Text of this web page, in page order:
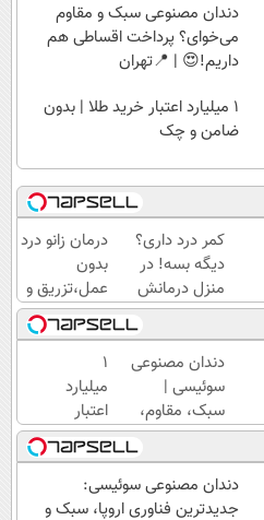
دندان مصنوعی سبک و مقاوم
می‌خوای؟ پرداخت اقساطی هم
داریم!😍 | 📍تهران
۱ میلیارد اعتبار خرید طلا | بدون
ضامن و چک
کمر درد داری؟
دیگه بسه! در
منزل درمانش
کن
(◀پرسش‌نامه)
درمان زانو درد
بدون
عمل،تزریق و
دارو
(◂پرسش‌نامه)
دندان مصنوعی
سوئیسی |
سبک، مقاوم،
طبیعی! ویزیت
رایگان+پرداخت
اقساطی😍
۱
میلیارد
اعتبار
خرید
طلا |
بدون
ضامن
دندان مصنوعی سوئیسی:
جدیدترین فناوری اروپا، سبک و